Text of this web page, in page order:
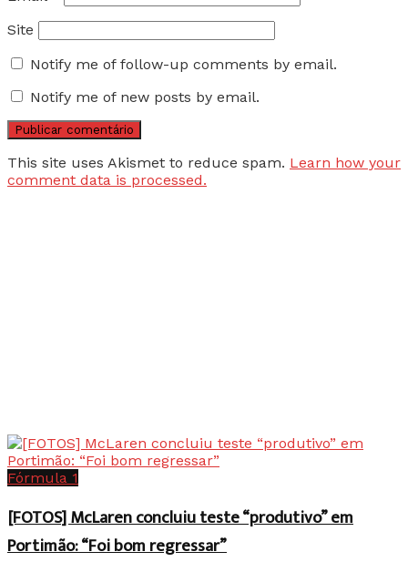
Site
Notify me of follow-up comments by email.
Notify me of new posts by email.
This site uses Akismet to reduce spam. Learn how your
comment data is processed.
Fórmula 1
[FOTOS] McLaren concluiu teste “produtivo” em
Portimão: “Foi bom regressar”